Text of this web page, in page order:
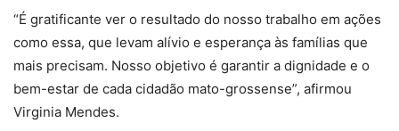
“É gratificante ver o resultado do nosso trabalho em ações
como essa, que levam alívio e esperança às famílias que
mais precisam. Nosso objetivo é garantir a dignidade e o
bem-estar de cada cidadão mato-grossense”, afirmou
Virginia Mendes.